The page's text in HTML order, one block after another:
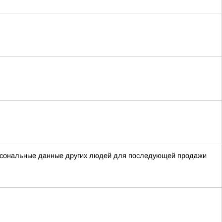
данные других людей для последующей продажи